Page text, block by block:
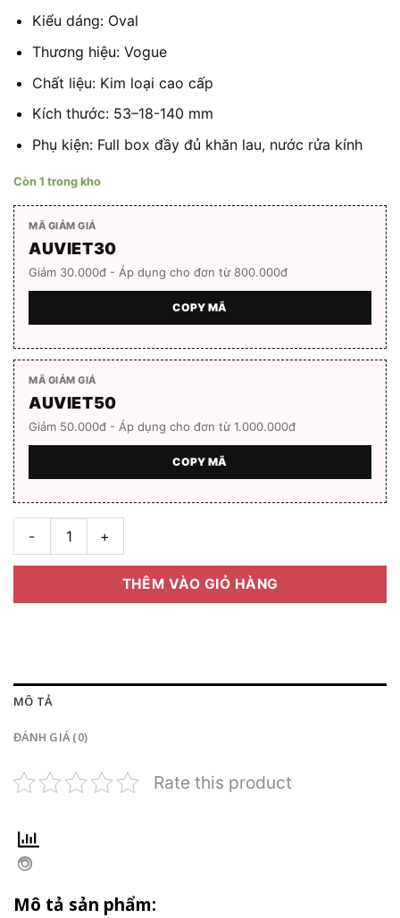
Kiểu dáng: Oval
Thương hiệu: Vogue
Chất liệu: Kim loại cao cấp
Kích thước: 53–18-140 mm
Phụ kiện: Full box đầy đủ khăn lau, nước rửa kính
Còn 1 trong kho
MÃ GIẢM GIÁ
AUVIET30
Giảm 30.000đ - Áp dụng cho đơn từ 800.000đ
COPY MÃ
MÃ GIẢM GIÁ
AUVIET50
Giảm 50.000đ - Áp dụng cho đơn từ 1.000.000đ
COPY MÃ
GỌNG KÍNH VOGUE 0V04123D KIM LOẠI CAO CẤP số lượng
THÊM VÀO GIỎ HÀNG
MÔ TẢ
ĐÁNH GIÁ (0)
Rate this product
Mô tả sản phẩm: